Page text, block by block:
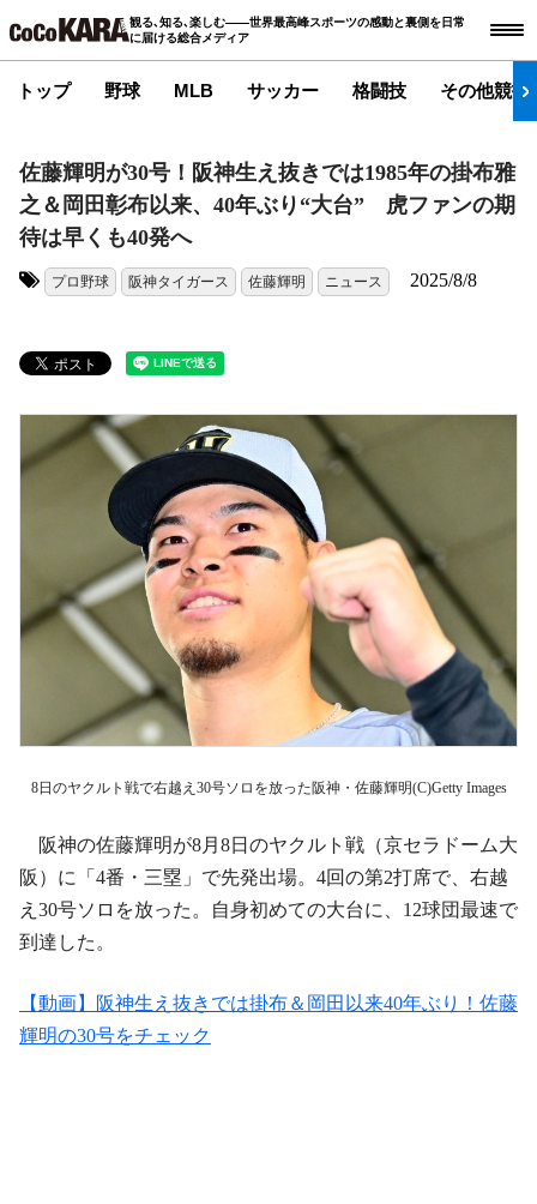
観る､知る､楽しむ――世界最高峰スポーツの感動と裏側を日常
に届ける総合メディア
トップ 野球 MLB サッカー 格闘技 その他競技
佐藤輝明が30号！阪神生え抜きでは1985年の掛布雅
之＆岡田彰布以来、40年ぶり“大台” 虎ファンの期
待は早くも40発へ
プロ野球 阪神タイガース 佐藤輝明 ニュース 2025/8/8
8日のヤクルト戦で右越え30号ソロを放った阪神・佐藤輝明(C)Getty Images
阪神の佐藤輝明が8月8日のヤクルト戦（京セラドーム大
阪）に「4番・三塁」で先発出場。4回の第2打席で、右越
え30号ソロを放った。自身初めての大台に、12球団最速で
到達した。
【動画】阪神生え抜きでは掛布＆岡田以来40年ぶり！佐藤
輝明の30号をチェック